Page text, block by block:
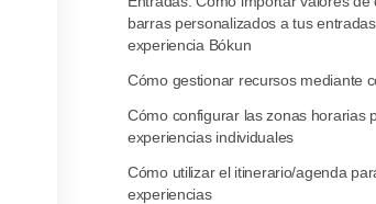
barras personalizados a tus
experiencia Bókun
Cómo gestionar recursos mediante
Cómo configurar las zonas horarias
experiencias individuales
Cómo utilizar el itinerario/agenda
experiencias